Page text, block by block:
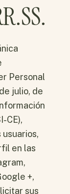
Personal
julio, de
CE),
usuarios,
en las
+,
sus